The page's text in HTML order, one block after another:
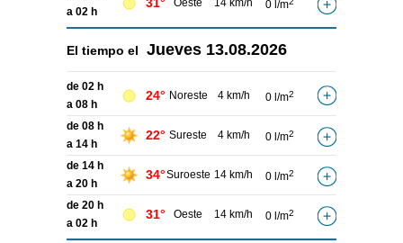
a 02 h
31° Oeste 14 km/h 0 l/m
El tiempo el Jueves 13.08.2026
de 02 h
a 08 h
24° Noreste 4 km/h 0 l/m2
de 08 h
a 14 h
22° Sureste 4 km/h 0 l/m2
de 14 h
a 20 h
34°Suroeste 14 km/h 0 l/m2
de 20 h
a 02 h
31° Oeste 14 km/h 0 l/m2